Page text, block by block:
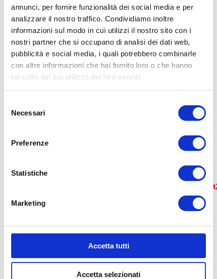
annunci, per fornire funzionalità dei social media e per
analizzare il nostro traffico. Condividiamo inoltre
informazioni sul modo in cui utilizzi il nostro sito con i
nostri partner che si occupano di analisi dei dati web,
pubblicità e social media, i quali potrebbero combinarle
con altre informazioni che hai fornito loro o che hanno
raccolto dal tuo utilizzo dei loro servizi.
delNecessari
Preferenze
Statistiche
Marketing
Accetta tutti
Accetta selezionati
Seleziona uno dei punti vendita sulla
mappa. Clicca sull’indirizzoper ottenere
leindicazioniin Google Maps, sul
numero ditelefono per avviare la
per
https://api.mapbox.com/styles/v1/mapbox/streets-
v11?